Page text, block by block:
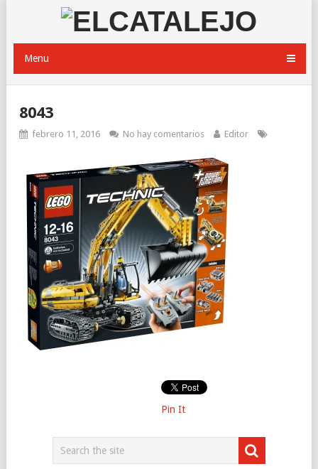
Menu
8043
febrero 11, 2016 No hay comentarios Editor
Pin It